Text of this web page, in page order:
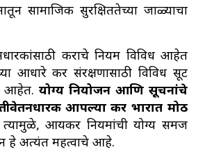
सामाजिक सुरक्षिततेच्या जाळ्याचा
कराचे नियम विविध आहेत
आधारे कर संरक्षणासाठी विविध सूट
आहेत. योग्य नियोजन आणि सूचनांचे
आपल्या कर भारात मोठी
त्यामुळे, आयकर नियमांची योग्य समज
हे अत्यंत महत्वाचे आहे.